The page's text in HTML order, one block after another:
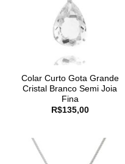
Colar Curto Gota Grande
Cristal Branco Semi Joia
Fina
R$135,00